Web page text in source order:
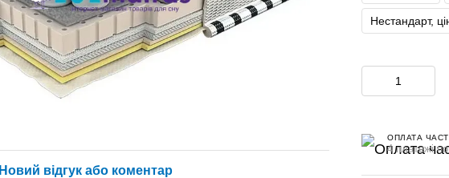
Новий відгук або коментар
Нестандарт,
ОПЛАТА
4 платежі